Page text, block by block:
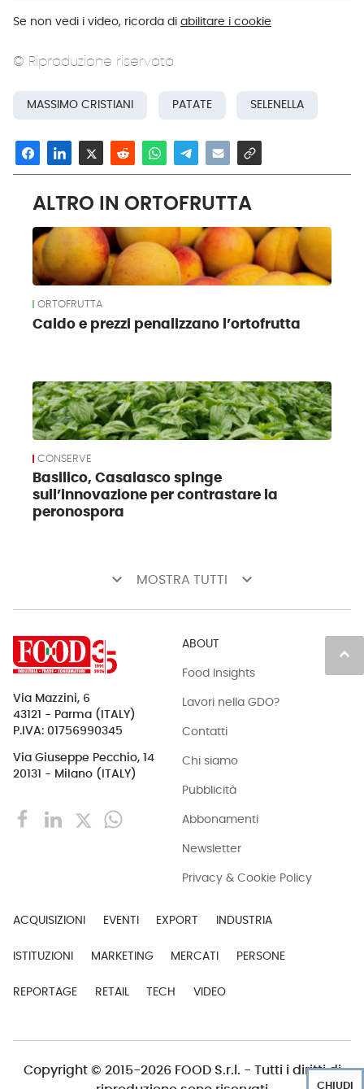
Se non vedi i video, ricorda di abilitare i cookie
© Riproduzione riservata
MASSIMO CRISTIANI PATATE SELENELLA
ALTRO IN ORTOFRUTTA
ORTOFRUTTA
Caldo e prezzi penalizzano l’ortofrutta
CONSERVE
Basilico, Casalasco spinge
sull’innovazione per contrastare la
peronospora
keyboard_arrow_down MOSTRA TUTTI keyboard_arrow_down
keyboard_arrow_up
Via Mazzini, 6
43121 - Parma (ITALY)
P.IVA: 01756990345
Via Giuseppe Pecchio, 14
20131 - Milano (ITALY)
ABOUT
Food Insights
Lavori nella GDO?
Contatti
Chi siamo
Pubblicità
Abbonamenti
Newsletter
Privacy & Cookie Policy
ACQUISIZIONI EVENTI EXPORT INDUSTRIA
ISTITUZIONI MARKETING MERCATI PERSONE
REPORTAGE RETAIL TECH VIDEO
Copyright © 2015-2026 FOOD S.r.l. - Tutti i diritti di
CHIUDI